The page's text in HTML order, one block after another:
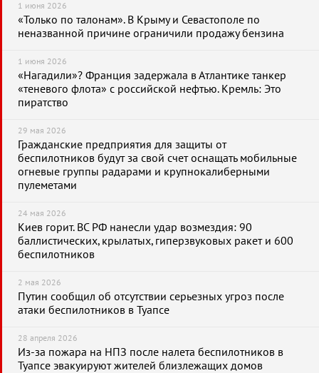
1 июня 2026
«Только по талонам». В Крыму и Севастополе по
неназванной причине ограничили продажу бензина
1 июня 2026
«Нагадили»? Франция задержала в Атлантике танкер
«теневого флота» с российской нефтью. Кремль: Это
пиратство
29 мая 2026
Гражданские предприятия для защиты от
беспилотников будут за свой счет оснащать мобильные
огневые группы радарами и крупнокалиберными
пулеметами
24 мая 2026
Киев горит. ВС РФ нанесли удар возмездия: 90
баллистических, крылатых, гиперзвуковых ракет и 600
беспилотников
2 мая 2026
Путин сообщил об отсутствии серьезных угроз после
атаки беспилотников в Туапсе
28 апреля 2026
Из-за пожара на НПЗ после налета беспилотников в
Туапсе эвакуируют жителей близлежащих домов